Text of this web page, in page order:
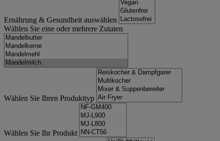
Ernährung & Gesundheit auswählen
Wählen Sie eine oder mehrere Zutaten
Wählen Sie Ihren Produkttyp
Wählen Sie Ihr Produkt